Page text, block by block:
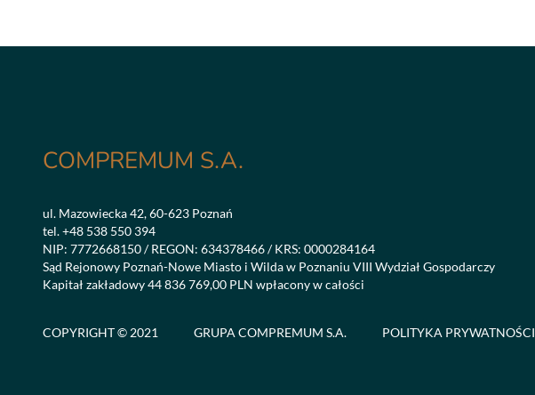
COMPREMUM S.A.
ul. Mazowiecka 42, 60-623 Poznań
tel.+48 538 550 394
NIP: 7772668150 / REGON: 634378466 / KRS: 0000284164
Sąd Rejonowy Poznań-Nowe Miasto i Wilda w Poznaniu VIII Wydział Gospodarczy
Kapitał zakładowy 44 836 769,00 PLN wpłacony w całości
COPYRIGHT © 2021 GRUPA COMPREMUM S.A. POLITYKA PRYWATNOŚCI